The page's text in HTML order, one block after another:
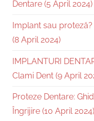
Dentare (5 April 2024)
Implant sau
(8 April 2024)
IMPLANTURI
Clami Dent (9 April
Proteze Dentare:
Îngrijire (10 April 2024)